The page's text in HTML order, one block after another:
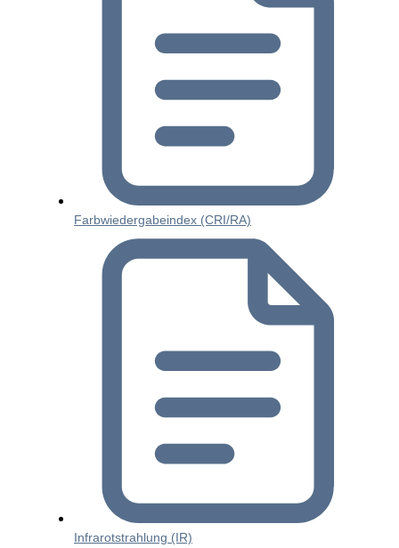
Farbwiedergabeindex (CRI/RA)
Infrarotstrahlung (IR)